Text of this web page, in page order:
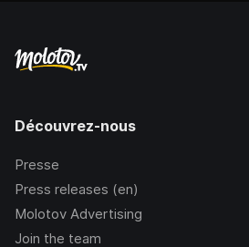
Découvrez-nous
Presse
Press releases (en)
Molotov Advertising
Join the team